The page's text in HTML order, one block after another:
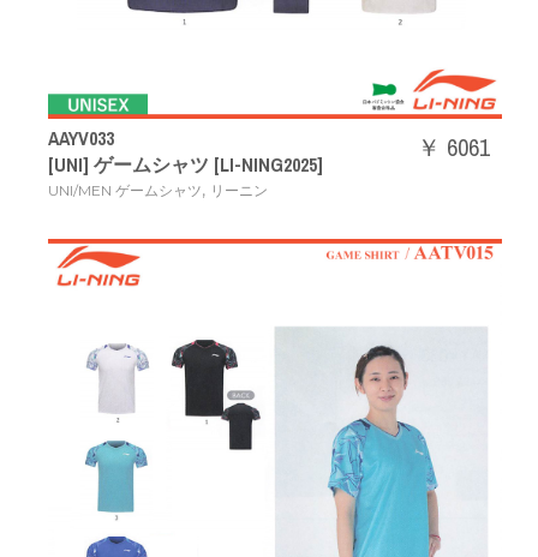
AAYV033
[UNI] ゲームシャツ [LI-NING2025]
UNI/MEN ゲームシャツ, リーニン
￥ 6061